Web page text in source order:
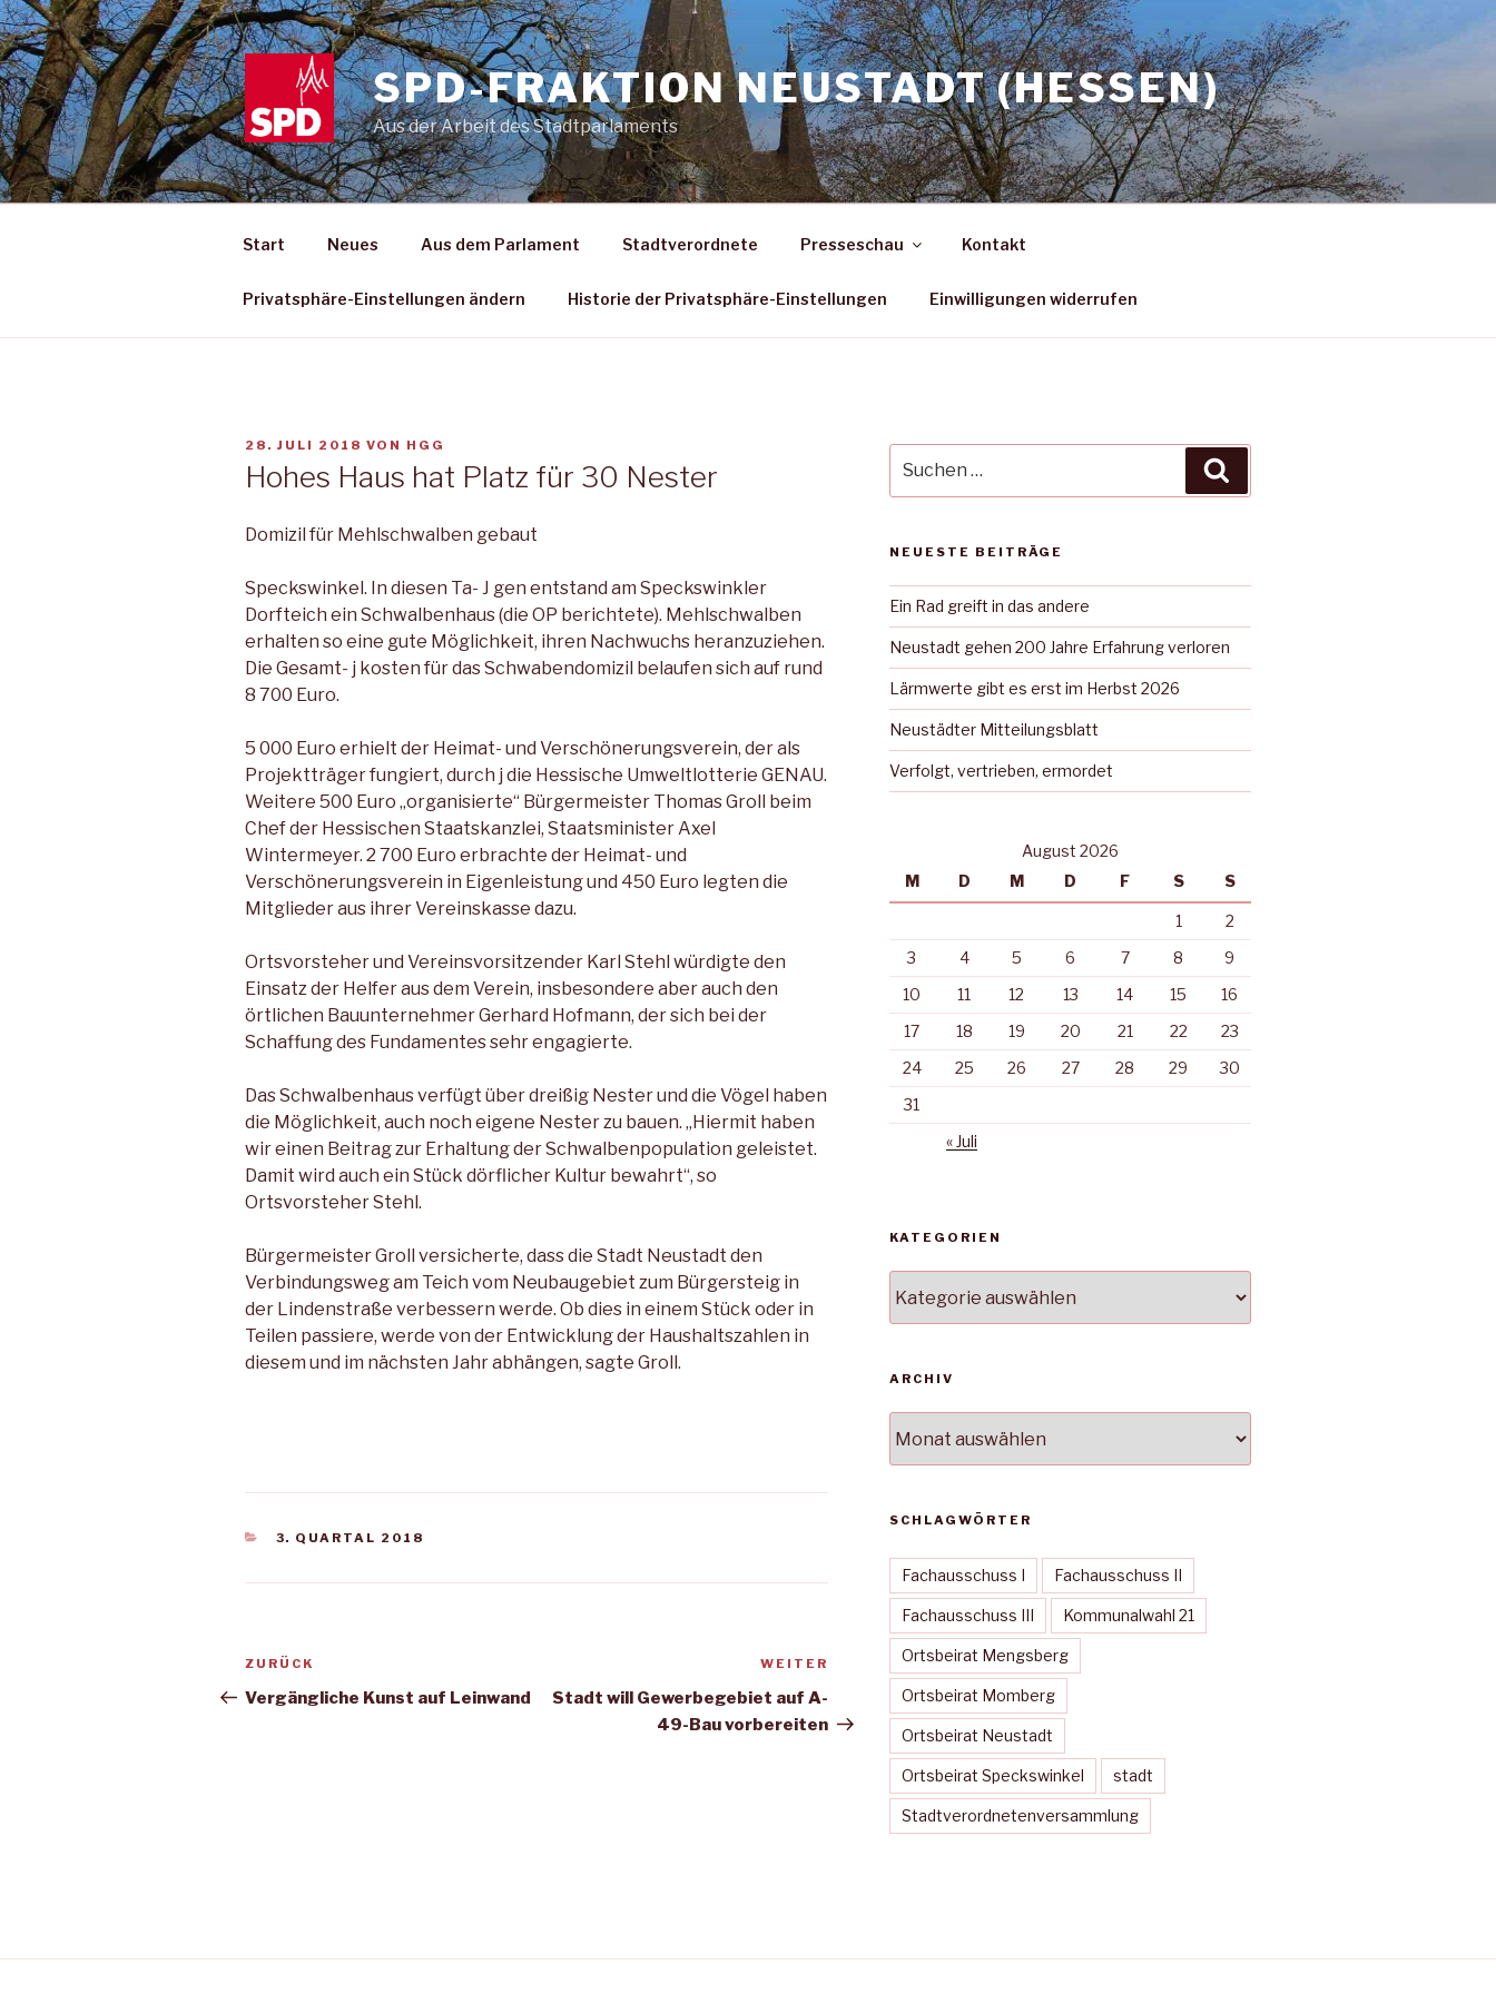
Zum
Inhalt
springen
SPD-FRAKTION NEUSTADT (HESSEN)
Aus der Arbeit des Stadtparlaments
Start Neues Aus dem Parlament Stadtverordnete Presseschau Kontakt
Privatsphäre-Einstellungen ändern Historie der Privatsphäre-Einstellungen Einwilligungen widerrufen
VERÖFFENTLICHT
28. JULI 2018 VON HGG
Hohes Haus hat Platz für 30 Nester
Domizil für Mehlschwalben gebaut
Speckswinkel. In diesen Ta- J gen entstand am Speckswinkler
Dorfteich ein Schwalbenhaus (die OP berichtete). Mehlschwalben
erhalten so eine gute Möglichkeit, ihren Nachwuchs heranzuziehen.
Die Gesamt- j kosten für das Schwabendomizil belaufen sich auf rund
8 700 Euro.
5 000 Euro erhielt der Heimat- und Verschönerungsverein, der als
Projektträger fungiert, durch j die Hessische Umweltlotterie GENAU.
Weitere 500 Euro „organisierte“ Bürgermeister Thomas Groll beim
Chef der Hessischen Staatskanzlei, Staatsminister Axel
Wintermeyer. 2 700 Euro erbrachte der Heimat- und
Verschönerungsverein in Eigenleistung und 450 Euro legten die
Mitglieder aus ihrer Vereinskasse dazu.
Ortsvorsteher und Vereinsvorsitzender Karl Stehl würdigte den
Einsatz der Helfer aus dem Verein, insbesondere aber auch den
örtlichen Bauunternehmer Gerhard Hofmann, der sich bei der
Schaffung des Fundamentes sehr engagierte.
Das Schwalbenhaus verfügt über dreißig Nester und die Vögel haben
die Möglichkeit, auch noch eigene Nester zu bauen. „Hiermit haben
wir einen Beitrag zur Erhaltung der Schwalbenpopulation geleistet.
Damit wird auch ein Stück dörflicher Kultur bewahrt“, so
Ortsvorsteher Stehl.
Bürgermeister Groll versicherte, dass die Stadt Neustadt den
Verbindungsweg am Teich vom Neubaugebiet zum Bürgersteig in
der Lindenstraße verbessern werde. Ob dies in einem Stück oder in
Teilen passiere, werde von der Entwicklung der Haushaltszahlen in
diesem und im nächsten Jahr abhängen, sagte Groll.
KATEGORIEN
3. QUARTAL 2018
Beitragsnavigation
Vorheriger
Beitrag
ZURÜCK
Vergängliche Kunst auf Leinwand
Nächster
WEITER
Stadt will Gewerbegebiet auf A-
49-Bau vorbereiten
nach:
NEUESTE BEITRÄGE
Ein Rad greift in das andere
Neustadt gehen 200 Jahre Erfahrung verloren
Lärmwerte gibt es erst im Herbst 2026
Neustädter Mitteilungsblatt
Verfolgt, vertrieben, ermordet
August 2026
M
D M D F S S
1
2
3
4 5 6 7 8
9
10
11 12 13 14 15
16
17
18 19 20 21 22
23
24
25 26 27 28 29
30
31
« Juli
KATEGORIEN
ARCHIV
SCHLAGWÖRTER
Fachausschuss I Fachausschuss II
Fachausschuss III Kommunalwahl 21
Ortsbeirat Mengsberg
Ortsbeirat Momberg
Ortsbeirat Neustadt
Ortsbeirat Speckswinkel stadt
Stadtverordnetenversammlung